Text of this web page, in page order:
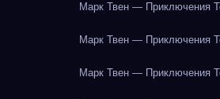
Марк Твен — Приключения
Марк Твен — Приключения
Марк Твен — Приключения